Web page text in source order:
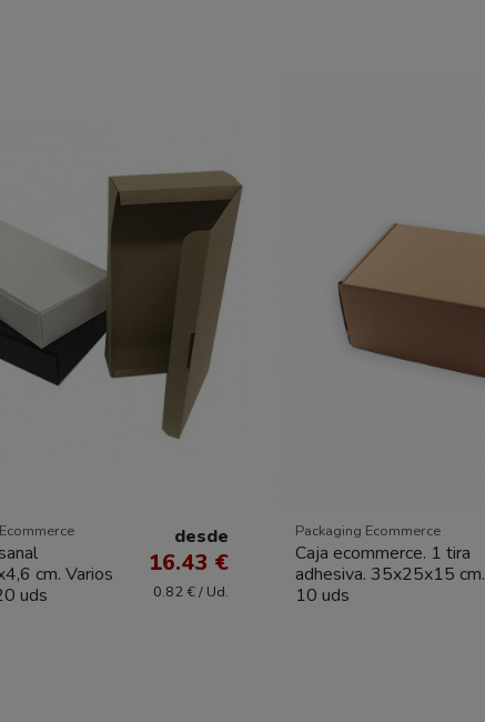
cm. Varios
uds
desde
16.43 €
0.82 € / Ud.
Packaging Ecommerce
Caja ecommerce. 1 tira
adhesiva. 35x25x15 cm.
10 uds